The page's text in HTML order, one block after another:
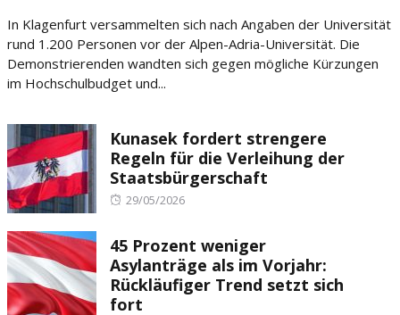
In Klagenfurt versammelten sich nach Angaben der Universität
rund 1.200 Personen vor der Alpen-Adria-Universität. Die
Demonstrierenden wandten sich gegen mögliche Kürzungen
im Hochschulbudget und...
Kunasek fordert strengere
Regeln für die Verleihung der
Staatsbürgerschaft
Posted
29/05/2026
45 Prozent weniger
Asylanträge als im Vorjahr:
Rückläufiger Trend setzt sich
fort